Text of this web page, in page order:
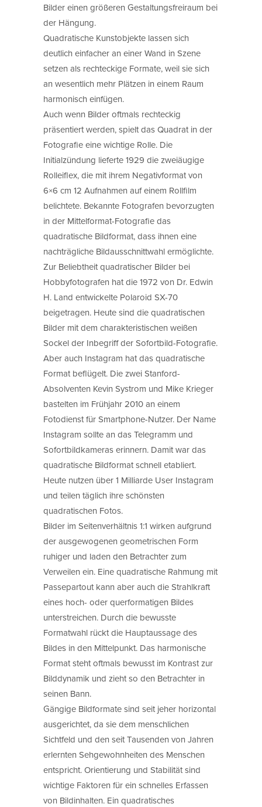
Bilder einen größeren Gestaltungsfreiraum bei
der Hängung.
Quadratische Kunstobjekte lassen sich
deutlich einfacher an einer Wand in Szene
setzen als rechteckige Formate, weil sie sich
an wesentlich mehr Plätzen in einem Raum
harmonisch einfügen.
Auch wenn Bilder oftmals rechteckig
präsentiert werden, spielt das Quadrat in der
Fotografie eine wichtige Rolle. Die
Initialzündung lieferte 1929 die zweiäugige
Rolleiflex, die mit ihrem Negativformat von
6×6 cm 12 Aufnahmen auf einem Rollfilm
belichtete. Bekannte Fotografen bevorzugten
in der Mittelformat-Fotografie das
quadratische Bildformat, dass ihnen eine
nachträgliche Bildausschnittwahl ermöglichte.
Zur Beliebtheit quadratischer Bilder bei
Hobbyfotografen hat die 1972 von Dr. Edwin
H. Land entwickelte Polaroid SX-70
beigetragen. Heute sind die quadratischen
Bilder mit dem charakteristischen weißen
Sockel der Inbegriff der Sofortbild-Fotografie.
Aber auch Instagram hat das quadratische
Format beflügelt. Die zwei Stanford-
Absolventen Kevin Systrom und Mike Krieger
bastelten im Frühjahr 2010 an einem
Fotodienst für Smartphone-Nutzer. Der Name
Instagram sollte an das Telegramm und
Sofortbildkameras erinnern. Damit war das
quadratische Bildformat schnell etabliert.
Heute nutzen über 1 Milliarde User Instagram
und teilen täglich ihre schönsten
quadratischen Fotos.
Bilder im Seitenverhältnis 1:1 wirken aufgrund
der ausgewogenen geometrischen Form
ruhiger und laden den Betrachter zum
Verweilen ein. Eine quadratische Rahmung mit
Passepartout kann aber auch die Strahlkraft
eines hoch- oder querformatigen Bildes
unterstreichen. Durch die bewusste
Formatwahl rückt die Hauptaussage des
Bildes in den Mittelpunkt. Das harmonische
Format steht oftmals bewusst im Kontrast zur
Bilddynamik und zieht so den Betrachter in
seinen Bann.
Gängige Bildformate sind seit jeher horizontal
ausgerichtet, da sie dem menschlichen
Sichtfeld und den seit Tausenden von Jahren
erlernten Sehgewohnheiten des Menschen
entspricht. Orientierung und Stabilität sind
wichtige Faktoren für ein schnelles Erfassen
von Bildinhalten. Ein quadratisches